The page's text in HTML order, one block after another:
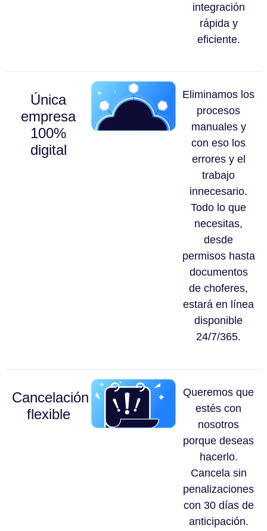
integración
rápida y
eficiente.
Única
empresa
100%
digital
Eliminamos los
procesos
manuales y
con eso los
errores y el
trabajo
innecesario.
Todo lo que
necesitas,
desde
permisos hasta
documentos
de choferes,
estará en línea
disponible
24/7/365.
Cancelación
flexible
Queremos que
estés con
nosotros
porque deseas
hacerlo.
Cancela sin
penalizaciones
con 30 días de
anticipación.